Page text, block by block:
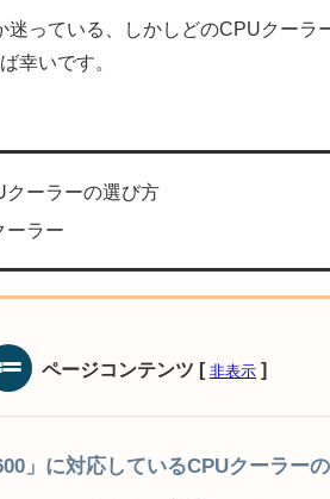
迷っている、しかしどのCPUクー
幸いです。
クーラーの選び方
ーラー
ページコンテンツ [ 非表示 ]
」に対応しているCPUクーラー